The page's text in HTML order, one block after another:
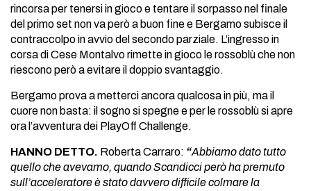
rincorsa per tenersi in gioco e tentare il sorpasso nel finale
del primo set non va però a buon fine e Bergamo subisce il
contraccolpo in avvio del secondo parziale. L’ingresso in
corsa di Cese Montalvo rimette in gioco le rossoblù che non
riescono però a evitare il doppio svantaggio.
Bergamo prova a metterci ancora qualcosa in più, ma il
cuore non basta: il sogno si spegne e per le rossoblù si apre
ora l’avventura dei PlayOff Challenge.
HANNO DETTO. Roberta Carraro: “Abbiamo dato tutto
quello che avevamo, quando Scandicci però ha premuto
sull’acceleratore è stato davvero difficile colmare la